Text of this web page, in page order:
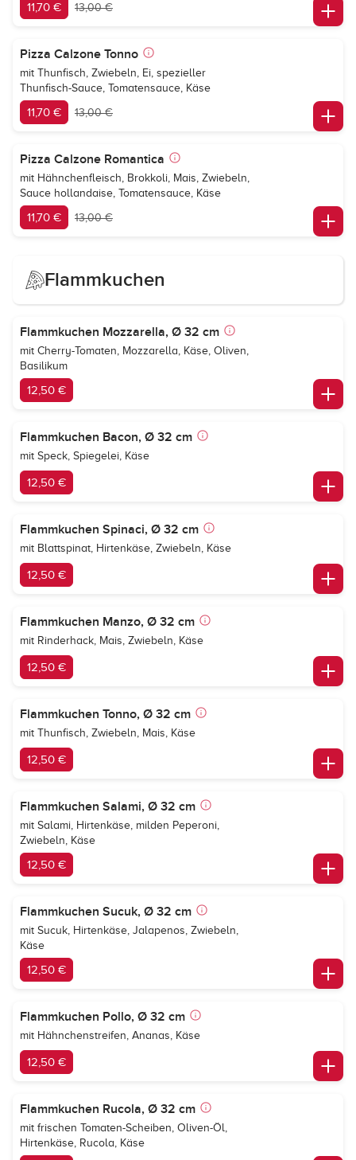
11,70 € 13,00 €
Pizza Calzone Tonno
mit Thunfisch, Zwiebeln, Ei, spezieller
Thunfisch-Sauce, Tomatensauce, Käse
11,70 € 13,00 €
Pizza Calzone Romantica
mit Hähnchenfleisch, Brokkoli, Mais, Zwiebeln,
Sauce hollandaise, Tomatensauce, Käse
11,70 € 13,00 €
Flammkuchen
Flammkuchen Mozzarella, Ø 32 cm
mit Cherry-Tomaten, Mozzarella, Käse, Oliven,
Basilikum
12,50 €
Flammkuchen Bacon, Ø 32 cm
mit Speck, Spiegelei, Käse
12,50 €
Flammkuchen Spinaci, Ø 32 cm
mit Blattspinat, Hirtenkäse, Zwiebeln, Käse
12,50 €
Flammkuchen Manzo, Ø 32 cm
mit Rinderhack, Mais, Zwiebeln, Käse
12,50 €
Flammkuchen Tonno, Ø 32 cm
mit Thunfisch, Zwiebeln, Mais, Käse
12,50 €
Flammkuchen Salami, Ø 32 cm
mit Salami, Hirtenkäse, milden Peperoni,
Zwiebeln, Käse
12,50 €
Flammkuchen Sucuk, Ø 32 cm
mit Sucuk, Hirtenkäse, Jalapenos, Zwiebeln,
Käse
12,50 €
Flammkuchen Pollo, Ø 32 cm
mit Hähnchenstreifen, Ananas, Käse
12,50 €
Flammkuchen Rucola, Ø 32 cm
mit frischen Tomaten-Scheiben, Oliven-Öl,
Hirtenkäse, Rucola, Käse